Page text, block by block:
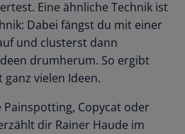
Eine ähnliche Technik ist
Dabei fängst du mit einer
und clusterst dann
drumherum. So ergibt
vielen Ideen.
Painspotting, Copycat oder
dir Rainer Haude im